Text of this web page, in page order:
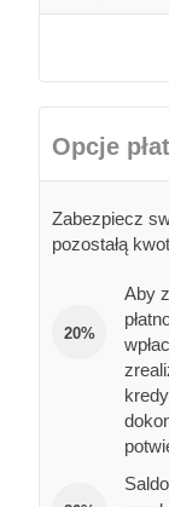
Opcje
Zabezpiecz
pozostałą
20%
Aby